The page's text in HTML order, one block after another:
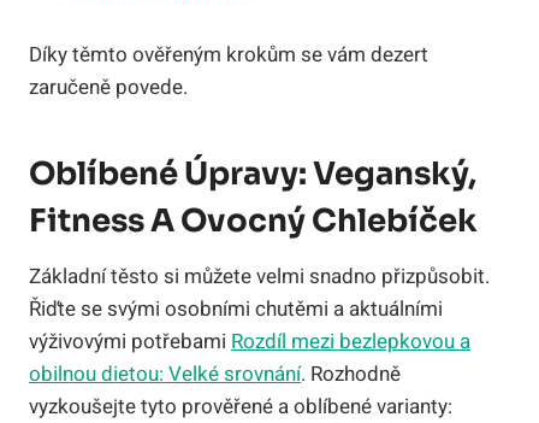
Díky těmto ověřeným krokům se vám dezert
zaručeně povede.
Oblíbené Úpravy: Veganský,
Fitness A Ovocný Chlebíček
Základní těsto si můžete velmi snadno přizpůsobit.
Řiďte se svými osobními chutěmi a aktuálními
výživovými potřebami Rozdíl mezi bezlepkovou a
obilnou dietou: Velké srovnání. Rozhodně
vyzkoušejte tyto prověřené a oblíbené varianty: